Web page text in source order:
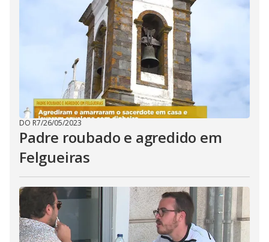
DO R7/26/05/2023
Padre roubado e agredido em
Felgueiras